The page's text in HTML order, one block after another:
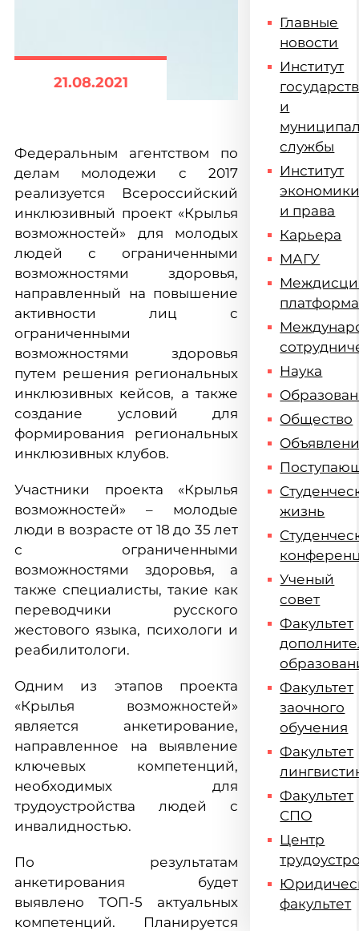
21.08.2021
Федеральным агентством по
делам молодежи с 2017
реализуется Всероссийский
инклюзивный проект «Крылья
возможностей» для молодых
людей с ограниченными
возможностями здоровья,
направленный на повышение
активности лиц с
ограниченными
возможностями здоровья
путем решения региональных
инклюзивных кейсов, а также
создание условий для
формирования региональных
инклюзивных клубов.
Участники проекта «Крылья
возможностей» – молодые
люди в возрасте от 18 до 35 лет
с ограниченными
возможностями здоровья, а
также специалисты, такие как
переводчики русского
жестового языка, психологи и
реабилитологи.
Одним из этапов проекта
«Крылья возможностей»
является анкетирование,
направленное на выявление
ключевых компетенций,
необходимых для
трудоустройства людей с
инвалидностью.
По результатам
анкетирования будет
выявлено ТОП-5 актуальных
компетенций. Планируется
Главные
новости
Институт
и
службы
Институт
и права
Карьера
МАГУ
платформа
Наука
Общество
жизнь
Ученый
совет
Факультет
Факультет
заочного
обучения
Факультет
Факультет
СПО
Центр
факультет